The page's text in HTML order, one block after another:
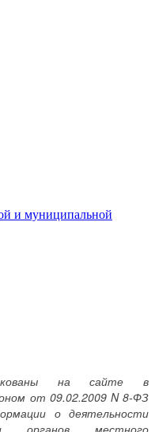
на сайте в
от 09.02.2009 N 8-ФЗ
о деятельности
органов местного